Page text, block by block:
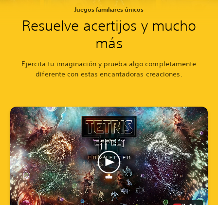
Juegos familiares únicos
Resuelve acertijos y mucho
más
Ejercita tu imaginación y prueba algo completamente
diferente con estas encantadoras creaciones.